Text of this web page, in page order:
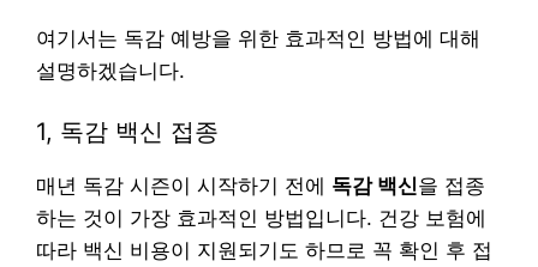
여기서는 독감 예방을 위한 효과적인 방법에 대해
설명하겠습니다.
1, 독감 백신 접종
매년 독감 시즌이 시작하기 전에 독감 백신을 접종
하는 것이 가장 효과적인 방법입니다. 건강 보험에
따라 백신 비용이 지원되기도 하므로 꼭 확인 후 접